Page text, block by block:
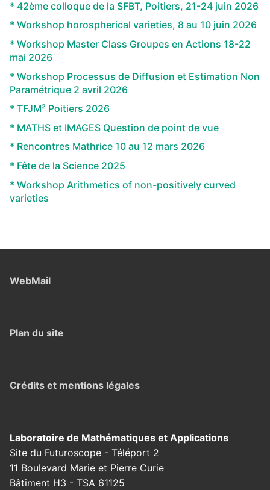
* 42ème colloque de la SFBT, Poitiers, 21-24 juin 2026
* Workshop horospherical varieties, 8 au 10 juin 2026
* Workshop Master Class Groupes en Actions 18-22
mai 2026
* Workshop Processus de Diffusion et Estimation Non
Paramétrique 2 avril 2026
* TFJM² Poitiers 2026
* MATHS et IMAGES Question de point de vue
* Rencontres Mathrice 10 au 12 mars 2026
* Fête de la Science 2025
* Workshop Arithmetics of non-positively curved
varieties
WebMail
Plan du site
Crédits et mentions légales
Laboratoire de Mathématiques et Applications
Site du Futuroscope - Téléport 2
11 Boulevard Marie et Pierre Curie
Bâtiment H3 - TSA 61125